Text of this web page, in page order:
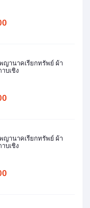
ญานาคเรียกทรัพย์ ผ้า
บเชิง
ญานาคเรียกทรัพย์ ผ้า
บเชิง